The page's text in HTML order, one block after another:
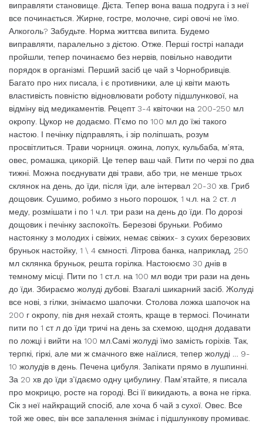
виправляти становище. Дієта. Тепер вона ваша подруга і з неї
все починається. Жирне, гостре, молочне, сирі овочі не їмо.
Алкоголь? Забудьте. Норма життєва випита. Будемо
виправляти, паралельно з дієтою. Отже. Перші гострі напади
пройшли, тепер починаємо без нервів, повільно наводити
порядок в організмі. Перший засіб це чай з Чорнобривців.
Багато про них писала, і є противники, але ці квіти мають
властивість повністю відновлювати роботу підшлункової, на
відміну від медикаментів. Рецепт 3-4 квіточки на 200-250 мл
окропу. Цукор не додаємо. П’ємо по 100 мл до їжі такого
настою. І печінку підправлять, і зір поліпшать, розум
просвітлиться. Трави чорниця. ожина, лопух, кульбаба, м’ята,
овес, ромашка, цикорій. Це тепер ваш чай. Пити по черзі по два
тижні. Можна поєднувати дві трави, або три, не менше трьох
склянок на день, до їди, після їди, але інтервал 20-30 хв. Гриб
дощовик. Сушимо, робимо з нього порошок, 1 ч.л. на 2 ст. л
меду, розмішати і по 1 ч.л. три рази на день до їди. По дорозі
дощовик і печінку заспокоїть. Березові бруньки. Робимо
настоянку з молодих і свіжих, немає свіжих- з сухих березових
бруньок настойку, 1 \ 4 ємності. Літрова банка, наприклад, 250
мл склянка бруньок, решта горілка. Настоюємо 30 днів в
темному місці. Пити по 1 ст.л. на 100 мл води три рази на день
до їди. Збираємо жолуді дубові. Взагалі шикарний засіб. Жолуді
все нові, з гілки, знімаємо шапочки. Столова ложка шапочок на
200 г окропу, пів дня нехай стоять, краще в термосі. Починати
пити по 1 ст л до їди тричі на день за схемою, щодня додавати
по ложці і вийти на 100 мл.Самі жолуді їмо замість горіхів. Так,
терпкі, гіркі, але ми ж смачного вже наїлися, тепер жолуді … 9-
10 жолудів в день. Печена цибуля. Запікати прямо в лушпинні.
За 20 хв до їди з’їдаємо одну цибулину. Пам’ятайте, я писала
про мокрицю, росте на городі. Всі її викидають, а вона не гірка.
Сік з неї найкращий спосіб, але хоча б чай з сухої. Овес. Все
той же овес, він все запалення знімає і підшлункову промиває.